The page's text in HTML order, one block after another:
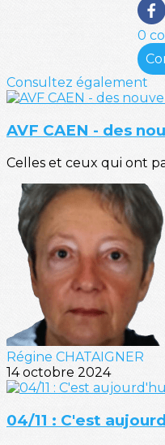
0
Consultez également
AVF CAEN - des
Celles et ceux qui ont
Régine CHATAIGNER
14 octobre 2024
04/11 : C'est